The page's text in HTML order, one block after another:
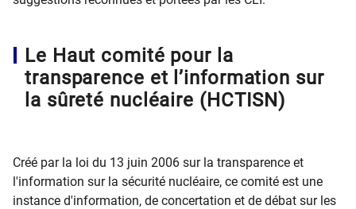
Le Haut comité pour la
transparence et l’information sur
la sûreté nucléaire (HCTISN)
Créé par la loi du 13 juin 2006 sur la transparence et
l'information sur la sécurité nucléaire, ce comité est une
instance d'information, de concertation et de débat sur les